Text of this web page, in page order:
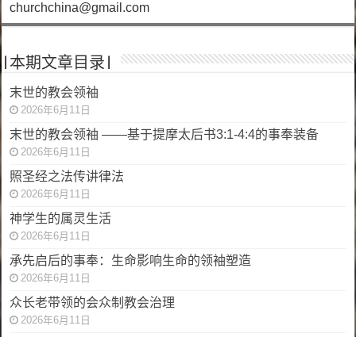
churchchina@gmail.com
|本期文章目录|
末世的教会领袖
2026年6月11日
末世的教会领袖 ——基于提摩太后书3:1-4:4的事奉装备
2026年6月11日
照圣经之法传讲律法
2026年6月11日
神学生的属灵生活
2026年6月11日
承先启后的事奉：生命影响生命的领袖塑造
2026年6月11日
众长老带领的会众制教会治理
2026年6月11日